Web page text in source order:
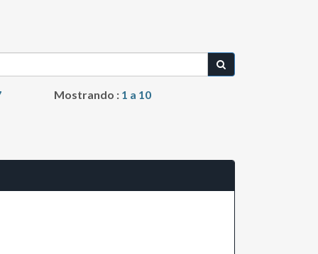
Mostrando : 1 a 10